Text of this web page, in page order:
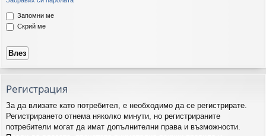
Запомни ме
Скрий ме
Регистрация
За да влизате като потребител, е необходимо да се регистрирате.
Регистрирането отнема няколко минути, но регистрираните
потребители могат да имат допълнителни права и възможности.